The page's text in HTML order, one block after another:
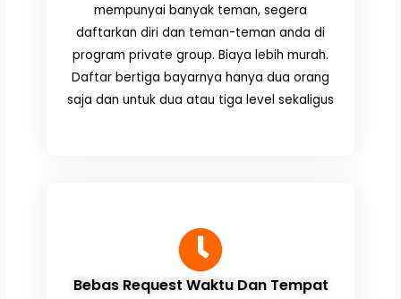
mempunyai banyak teman, segera
daftarkan diri dan teman-teman anda di
program private group. Biaya lebih murah.
Daftar bertiga bayarnya hanya dua orang
saja dan untuk dua atau tiga level sekaligus
Bebas Request Waktu Dan Tempat